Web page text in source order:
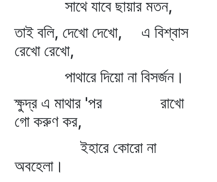
সাথে যাবে ছায়ার মতন,
তাই বলি, দেখো দেখো, এ বিশ্বাস
রেখো রেখো,
পাথারে দিয়ো না বিসর্জন।
ক্ষুদ্র এ মাথার 'পর রাখো
গো করুণ কর,
ইহারে কোরো না
অবহেলা।